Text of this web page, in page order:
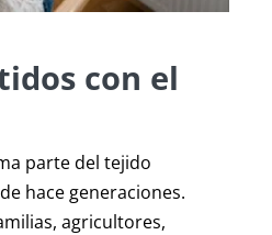
con el
parte del tejido
hace generaciones.
agricultores,